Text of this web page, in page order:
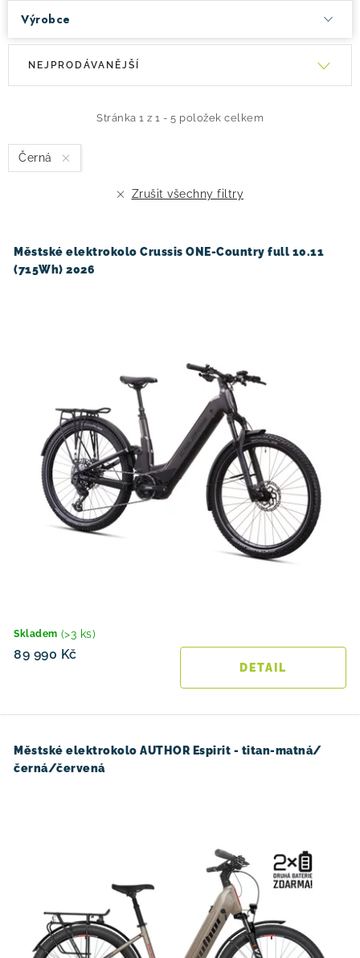
Výrobce
V
s
p
u
k
Stránka 1 z 1 - 5 položek celkem
Ř
n
í
d
u
NEJPRODÁVANĚJŠÍ
Černá
Zrušit všechny filtry
Městské elektrokolo Crussis ONE-Country full 10.11
(715Wh) 2026
Skladem (>3 ks)
89 990 Kč
Městské elektrokolo AUTHOR Espirit - titan-matná/
černá/červená